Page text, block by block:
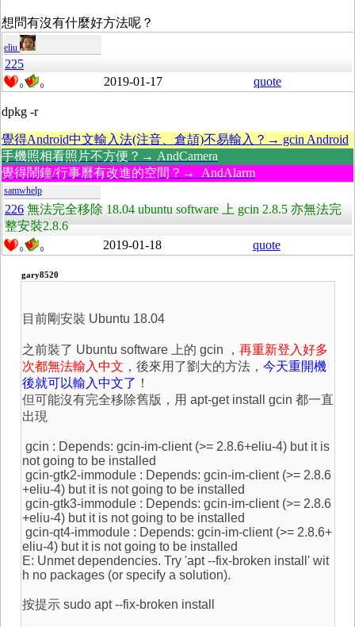
想問有沒有什麼好方法呢？
eliu
225
0 0 2019-01-17 quote
dpkg -r
覺得Android中文輸入法(注音、倉頡)不易輸入？→ gcin Android
手機照相看照片不方便？→ AndCamera
覺得鬧鐘/行事曆有改進的空間？→ AndAlarm
samwhelp
226 無法完全移除 18.04 ubuntu software 上 gcin 2.8.5 亦無法完
整安裝2.8.6
0 0 2019-01-18 quote
gary8520
目前剛安裝 Ubuntu 18.04
之前裝了 Ubuntu software 上的 gcin ， 再重新登入好多
次都無法輸入中文 ，後來用了劉大的方法， 今天重開機
後就可以輸入中文了 ！
但可能沒有完全移除舊版，用 apt-get install gcin 都一直
出現
gcin : Depends: gcin-im-client (>= 2.8.6+eliu-4) but it is
not going to be installed
gcin-gtk2-immodule : Depends: gcin-im-client (>= 2.8.6
+eliu-4) but it is not going to be installed
gcin-gtk3-immodule : Depends: gcin-im-client (>= 2.8.6
+eliu-4) but it is not going to be installed
gcin-qt4-immodule : Depends: gcin-im-client (>= 2.8.6+
eliu-4) but it is not going to be installed
E: Unmet dependencies. Try 'apt --fix-broken install' wit
h no packages (or specify a solution).
按提示 sudo apt --fix-broken install